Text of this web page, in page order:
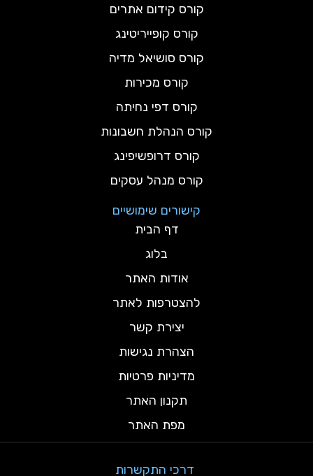
קורס קידום אתרים
קורס קופייריטינג
קורס סושיאל מדיה
קורס מכירות
קורס דפי נחיתה
קורס הנהלת חשבונות
קורס דרופשיפינג
קורס מנהל עסקים
קישורים שימושיים
דף הבית
בלוג
אודות האתר
להצטרפות לאתר
יצירת קשר
הצהרת נגישות
מדיניות פרטיות
תקנון האתר
מפת האתר
דרכי התקשרות